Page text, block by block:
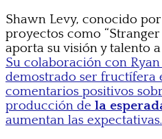
Shawn Levy, conocido
proyectos como “Stranger
aporta su visión y talento
Su colaboración con
demostrado ser fructífera
comentarios positivos
producción de la
aumentan las expectativas.